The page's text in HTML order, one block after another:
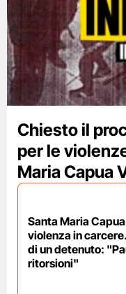
Chiesto il
per le
Maria Capua
Santa Maria
violenza in
di un detenuto:
ritorsioni"